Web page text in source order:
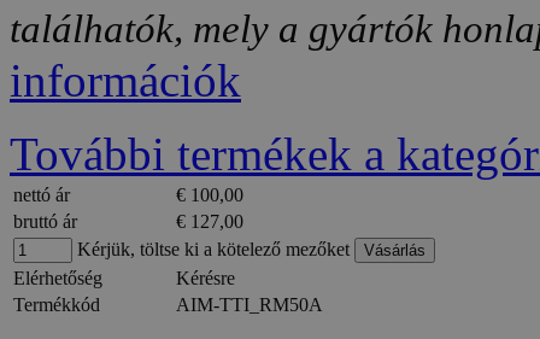
találhatók, mely a gyártók
információk
További termékek a
nettó ár
€ 100,00
bruttó ár
€ 127,00
Kérjük, töltse ki a kötelező mezőket
Elérhetőség
Kérésre
Termékkód
AIM-TTI_RM50A